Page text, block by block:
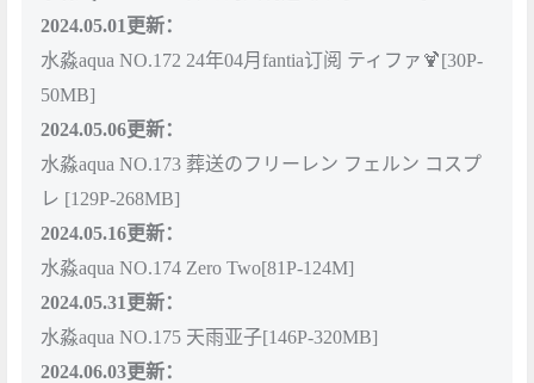
2024.05.01更新：
水淼aqua NO.172 24年04月fantia订阅 ティファ🍹[30P-
50MB]
2024.05.06更新：
水淼aqua NO.173 葬送のフリーレン フェルン コスプ
レ [129P-268MB]
2024.05.16更新：
水淼aqua NO.174 Zero Two[81P-124M]
2024.05.31更新：
水淼aqua NO.175 天雨亚子[146P-320MB]
2024.06.03更新：